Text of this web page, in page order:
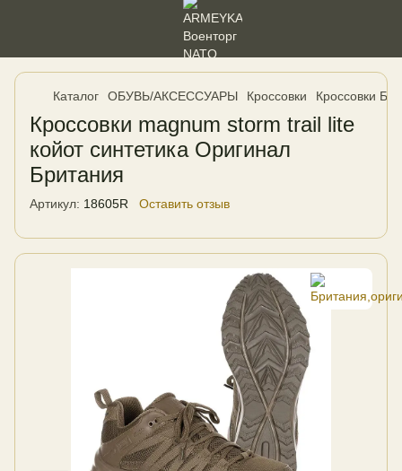
Каталог ОБУВЬ/АКСЕССУАРЫ Кроссовки Кроссовки
Кроссовки magnum storm trail lite
койот синтетика Оригинал
Британия
Артикул: 18605R Оставить отзыв